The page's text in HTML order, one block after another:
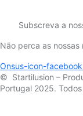
Subscreva a
Não perca as
Onsus-icon-facebook
© Startilusion –
Portugal 2025.